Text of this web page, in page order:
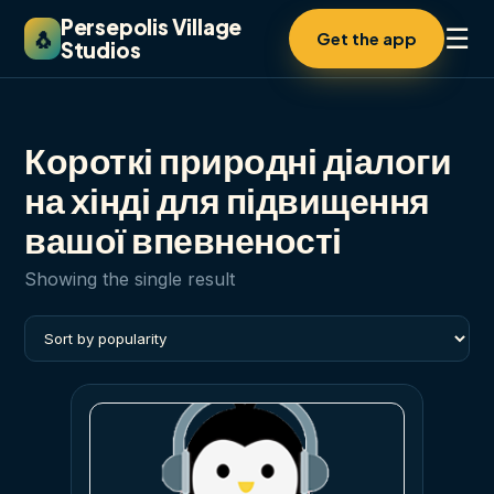
🐧 Persepolis Village
Studios
Get the app ☰
Короткі природні діалоги
на хінді для підвищення
вашої впевненості
Showing the single result